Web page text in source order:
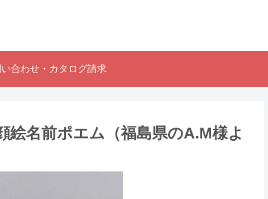
合わせ・カタログ請求
名前ポエム （福島県のA.M様よ